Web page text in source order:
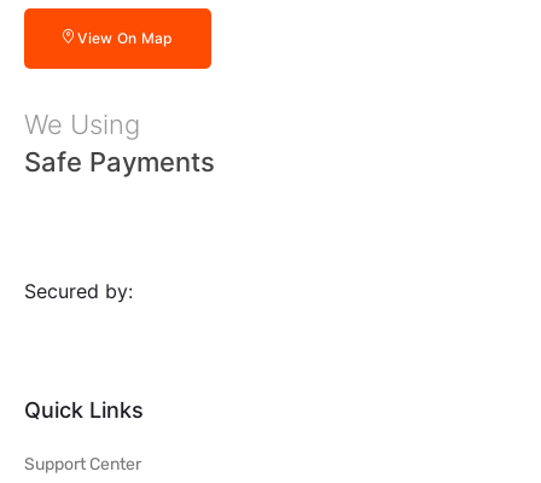
View On Map
We Using
Safe Payments
Secured by:
Quick Links
Support Center